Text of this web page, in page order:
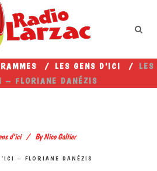
/ LES GENS D'ICI / LES
– FLORIANE DANÉZIS
d'ici By Nico Galtier
– FLORIANE DANÉZIS